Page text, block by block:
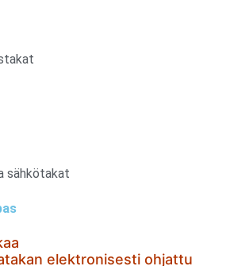
sähkötakat
elektronisesti ohjattu